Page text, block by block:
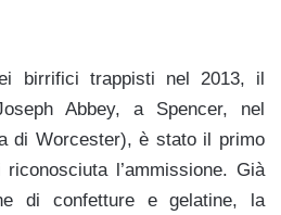
birrifici trappisti nel 2013, il
Abbey, a Spencer, nel
di Worcester), è stato il primo
l’ammissione. Già
di confetture e gelatine, la